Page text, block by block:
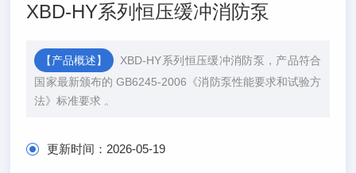
XBD-HY系列恒压缓冲消防泵
【产品概述】
XBD-HY系列恒压缓冲消防泵，产品符合
国家最新颁布的 GB6245-2006《消防泵性能要求和试验方
法》标准要求 。
更新时间： 2026-05-19